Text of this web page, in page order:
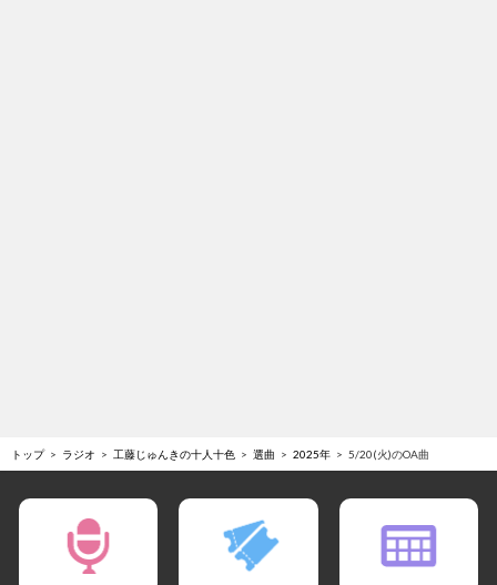
トップ ラジオ 工藤じゅんきの十人十色 選曲 2025年 5/20(火)のOA曲